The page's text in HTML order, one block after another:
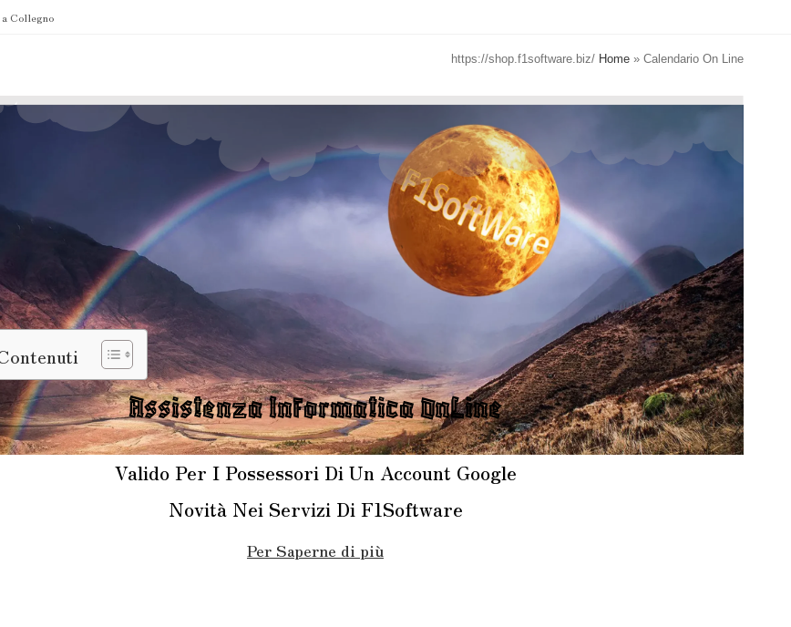
Collegno
https://shop.f1software.biz/ Home» Calendario On Line
Assistenza Informatica OnLine
Valido Per I Possessori Di Un Account Google
Novità Nei Servizi Di F1Software
Per Saperne di più